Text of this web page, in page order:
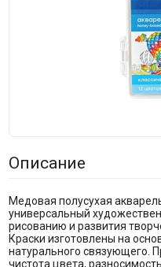
Описание
Медовая полусухая
универсальный
рисованию и развития
Краски изготовлены на
натурального связующего.
чистота цвета,